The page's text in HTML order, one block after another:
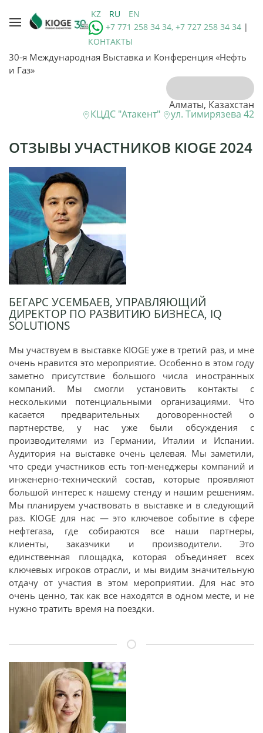
KZ RU
EN
+7 771 258 34 34, +7 727 258 34 34 |
КОНТАКТЫ
30-я Международная Выставка и Конференция «Нефть
и Газ»
Алматы, Казахстан
КЦДС "Атакент" ул. Тимирязева 42
ОТЗЫВЫ УЧАСТНИКОВ KIOGE 2024
БЕГАРС УСЕМБАЕВ, УПРАВЛЯЮЩИЙ
ДИРЕКТОР ПО РАЗВИТИЮ БИЗНЕСА, IQ
SOLUTIONS
Мы участвуем в выставке KIOGE уже в третий раз, и мне
очень нравится это мероприятие. Особенно в этом году
заметно присутствие большого числа иностранных
компаний. Мы смогли установить контакты с
несколькими потенциальными организациями. Что
касается предварительных договоренностей о
партнерстве, у нас уже были обсуждения с
производителями из Германии, Италии и Испании.
Аудитория на выставке очень целевая. Мы заметили,
что среди участников есть топ-менеджеры компаний и
инженерно-технический состав, которые проявляют
большой интерес к нашему стенду и нашим решениям.
Мы планируем участвовать в выставке и в следующий
раз. KIOGE для нас — это ключевое событие в сфере
нефтегаза, где собираются все наши партнеры,
клиенты, заказчики и производители. Это
единственная площадка, которая объединяет всех
ключевых игроков отрасли, и мы видим значительную
отдачу от участия в этом мероприятии. Для нас это
очень ценно, так как все находятся в одном месте, и не
нужно тратить время на поездки.